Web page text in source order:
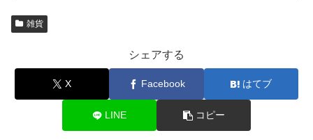
雑貨
シェアする
X Facebook はてブ
LINE コピー